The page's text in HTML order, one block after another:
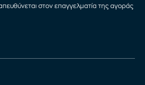
στον επαγγελματία της αγοράς